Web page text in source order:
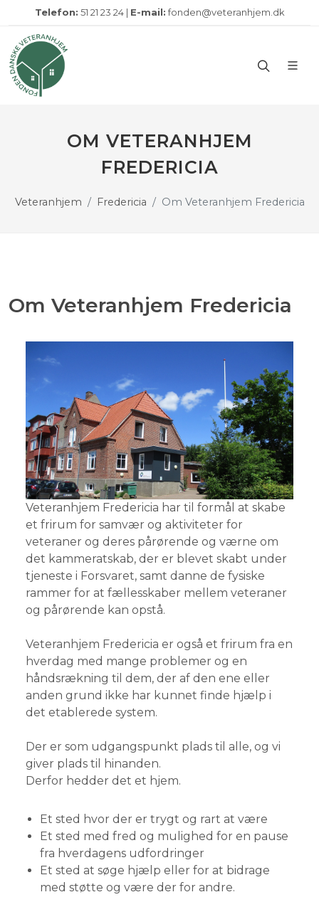
Telefon: 51 21 23 24 | E-mail: fonden@veteranhjem.dk
​​​OM VETERANHJEM
FREDERICIA
Veteranhjem Fredericia ​​​Om Veteranhjem Fredericia
​​​Om Veteranhjem Fredericia
Veteranhjem Fredericia har til formål at skabe
et frirum for samvær og aktiviteter for
veteraner og deres pårørende og værne om
det kammeratskab, der er blevet skabt under
tjeneste i Forsvaret, samt danne de fysiske
rammer for at fællesskaber mellem veteraner
og pårørende kan opstå.
Veteranhjem Fredericia er også et frirum fra en
hverdag med mange problemer og en
håndsrækning til dem, der af den ene eller
anden grund ikke har kunnet finde hjælp i
det etablerede system.
Der er som udgangspunkt plads til alle, og vi
giver plads til hinanden.
Derfor hedder det et hjem.
Et sted hvor der er trygt og rart at være
Et sted med fred og mulighed for en pause
fra hverdagens udfordringer
Et sted at søge hjælp eller for at bidrage
med støtte og være der for andre.